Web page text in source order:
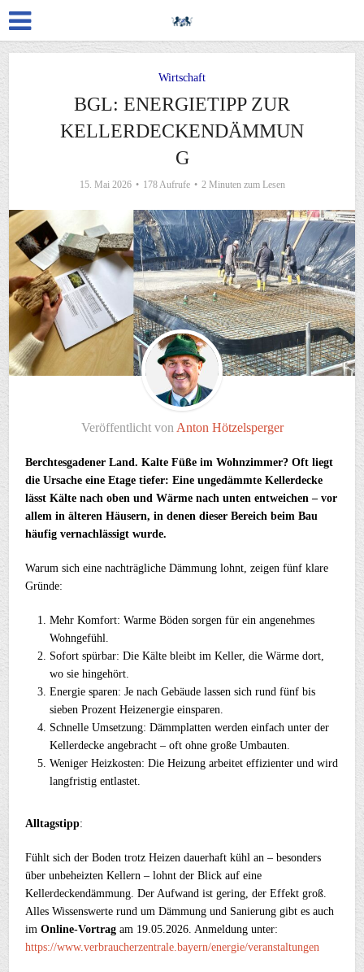
Wirtschaft
BGL: ENERGIETIPP ZUR
KELLERDECKENDÄMMUN
G
15. Mai 2026 178 Aufrufe 2 Minuten zum Lesen
Veröffentlicht von Anton Hötzelsperger
Berchtesgadener Land. Kalte Füße im Wohnzimmer? Oft liegt
die Ursache eine Etage tiefer: Eine ungedämmte Kellerdecke
lässt Kälte nach oben und Wärme nach unten entweichen – vor
allem in älteren Häusern, in denen dieser Bereich beim Bau
häufig vernachlässigt wurde.
Warum sich eine nachträgliche Dämmung lohnt, zeigen fünf klare
Gründe:
Mehr Komfort: Warme Böden sorgen für ein angenehmes
Wohngefühl.
Sofort spürbar: Die Kälte bleibt im Keller, die Wärme dort,
wo sie hingehört.
Energie sparen: Je nach Gebäude lassen sich rund fünf bis
sieben Prozent Heizenergie einsparen.
Schnelle Umsetzung: Dämmplatten werden einfach unter der
Kellerdecke angebracht – oft ohne große Umbauten.
Weniger Heizkosten: Die Heizung arbeitet effizienter und wird
langfristig entlastet.
Alltagstipp:
Fühlt sich der Boden trotz Heizen dauerhaft kühl an – besonders
über unbeheizten Kellern – lohnt der Blick auf eine
Kellerdeckendämmung. Der Aufwand ist gering, der Effekt groß.
Alles Wissenswerte rund um Dämmung und Sanierung gibt es auch
imOnline-Vortrag am 19.05.2026. Anmeldung unter:
https://www.verbraucherzentrale.bayern/energie/veranstaltungen